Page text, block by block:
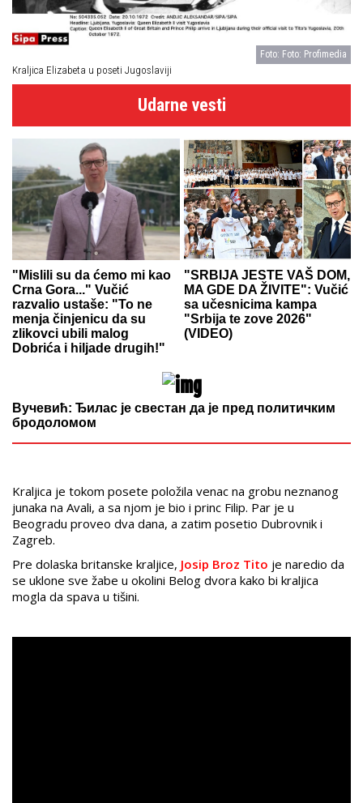
Foto: Foto: Profimedia
Kraljica Elizabeta u poseti Jugoslaviji
Udarne vesti
"Mislili su da ćemo mi kao
Crna Gora..." Vučić
razvalio ustaše: "To ne
menja činjenicu da su
zlikovci ubili malog
Dobrića i hiljade drugih!"
"SRBIJA JESTE VAŠ DOM,
MA GDE DA ŽIVITE": Vučić
sa učesnicima kampa
"Srbija te zove 2026"
(VIDEO)
Вучевић: Ђилас је свестан да је пред политичким
бродоломом
Kraljica je tokom posete položila venac na grobu neznanog
junaka na Avali, a sa njom je bio i princ Filip. Par je u
Beogradu proveo dva dana, a zatim posetio Dubrovnik i
Zagreb.
Pre dolaska britanske kraljice, Josip Broz Tito je naredio da
se uklone sve žabe u okolini Belog dvora kako bi kraljica
mogla da spava u tišini.